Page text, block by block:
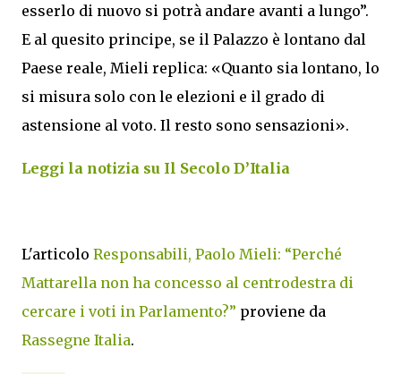
esserlo di nuovo si potrà andare avanti a lungo”.
E al quesito principe, se il Palazzo è lontano dal
Paese reale, Mieli replica: «Quanto sia lontano, lo
si misura solo con le elezioni e il grado di
astensione al voto. Il resto sono sensazioni».
Leggi la notizia su Il Secolo D’Italia
L'articolo Responsabili, Paolo Mieli: “Perché
Mattarella non ha concesso al centrodestra di
cercare i voti in Parlamento?” proviene da
Rassegne Italia.